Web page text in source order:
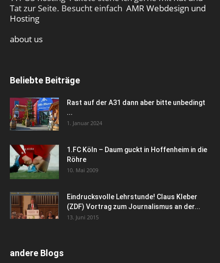
Tat zur Seite. Besucht einfach AMR Webdesign und
Hosting
about us
Beliebte Beiträge
Rast auf der A31 dann aber bitte unbedingt
...
1. Januar 2024
1.FC Köln – Daum guckt in Hoffenheim in die
Röhre
10. Mai 2009
Eindrucksvolle Lehrstunde! Claus Kleber
(ZDF) Vortrag zum Journalismus an der...
13. Juni 2015
andere Blogs